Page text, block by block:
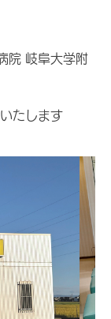
院 岐阜大学附
たします